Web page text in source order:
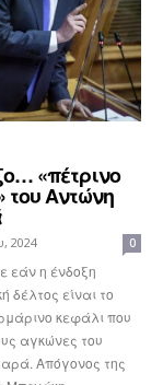
«πέτρινο
του Αντώνη
2024 0
εάν η ένδοξη
δέλτος είναι το
κεφάλι που
αγκώνες του
Απόγονος της